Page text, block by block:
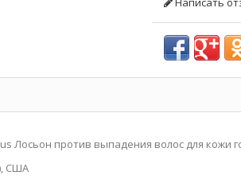
Лосьон против выпадения волос для кожи
США